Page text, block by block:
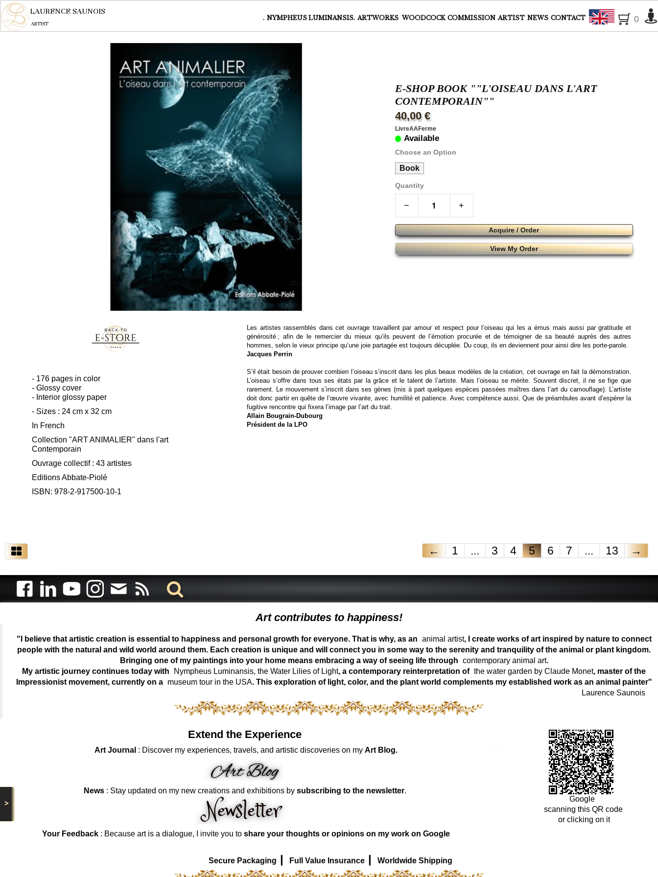
LAURENCE SAUNOIS
ARTIST
. NYMPHEUS LUMINANSIS. ARTWORKS WOODCOCK COMMISSION ARTIST NEWS CONTACT English
0
>
E-SHOP BOOK ""L'OISEAU DANS L'ART
CONTEMPORAIN""
40,00 €
LivreAAFerme
Available
Choose an Option
Book
Quantity
− +
Acquire / Order
View My Order
- 176 pages in color
- Glossy cover
- Interior glossy paper
- Sizes : 24 cm x 32 cm
In French
Collection "ART ANIMALIER" dans l'art
Contemporain
Ouvrage collectif : 43 artistes
Editions Abbate-Piolé
ISBN: 978-2-917500-10-1
Les artistes rassemblés dans cet ouvrage travaillent par amour et respect pour l’oiseau qui les a émus mais aussi par gratitude et
générosité ; afin de le remercier du mieux qu’ils peuvent de l’émotion procurée et de témoigner de sa beauté auprès des autres
hommes, selon le vieux principe qu’une joie partagée est toujours décuplée. Du coup, ils en deviennent pour ainsi dire les porte-parole.
Jacques Perrin
S’il était besoin de prouver combien l’oiseau s’inscrit dans les plus beaux modèles de la création, cet ouvrage en fait la démonstration.
L’oiseau s’offre dans tous ses états par la grâce et le talent de l’artiste. Mais l’oiseau se mérite. Souvent discret, il ne se fige que
rarement. Le mouvement s’inscrit dans ses gènes (mis à part quelques espèces passées maîtres dans l’art du camouflage). L’artiste
doit donc partir en quête de l’œuvre vivante, avec humilité et patience. Avec compétence aussi. Que de préambules avant d’espérer la
fugitive rencontre qui fixera l’image par l’art du trait.
Allain Bougrain-Dubourg
Président de la LPO
← 1 ... 3 4 5 6 7 ... 13 →
Art contributes to happiness!
"I believe that artistic creation is essential to happiness and personal growth for everyone. That is why, as an animal artist, I create works of art inspired by nature to connect
people with the natural and wild world around them. Each creation is unique and will connect you in some way to the serenity and tranquility of the animal or plant kingdom.
Bringing one of my paintings into your home means embracing a way of seeing life through contemporary animal art.
My artistic journey continues today with
Nympheus Luminansis, the Water Lilies of Light, a contemporary reinterpretation of the water garden by Claude Monet, master of the
Impressionist movement, currently on a museum tour in the USA. This exploration of light, color, and the plant world complements my established work as an animal painter"
Laurence Saunois
Extend the Experience
Art Journal : Discover my experiences, travels, and artistic discoveries on my Art Blog.
News: Stay updated on my new creations and exhibitions by subscribing to the newsletter.
Your Feedback: Because art is a dialogue, I invite you to share your thoughts or opinions on my work on Google
Google
scanning this QR code
or clicking on it
Secure Packaging | Full Value Insurance| Worldwide Shipping